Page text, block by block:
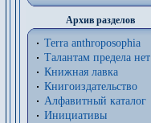
Архив разделов
Terra anthroposophia
Талантам предела нет
Книжная лавка
Книгоиздательство
Алфавитный каталог
Инициативы